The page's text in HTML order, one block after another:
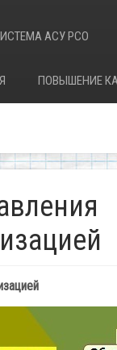
АСУ РСО
ПОВЫШЕНИЕ